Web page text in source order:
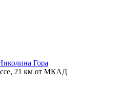
Гора
21 км от МКАД